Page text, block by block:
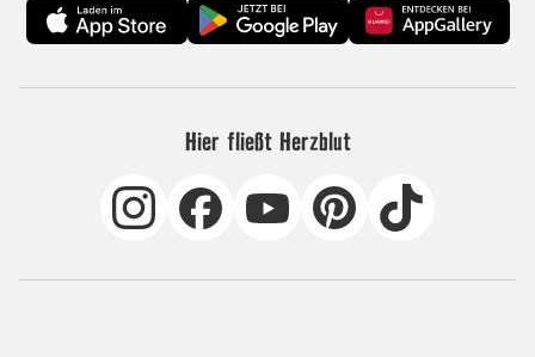
Hier fließt Herzblut